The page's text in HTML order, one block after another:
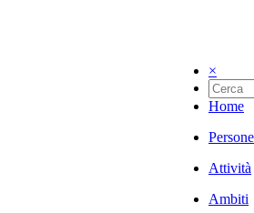
×
Home
Persone
Attività
Ambiti